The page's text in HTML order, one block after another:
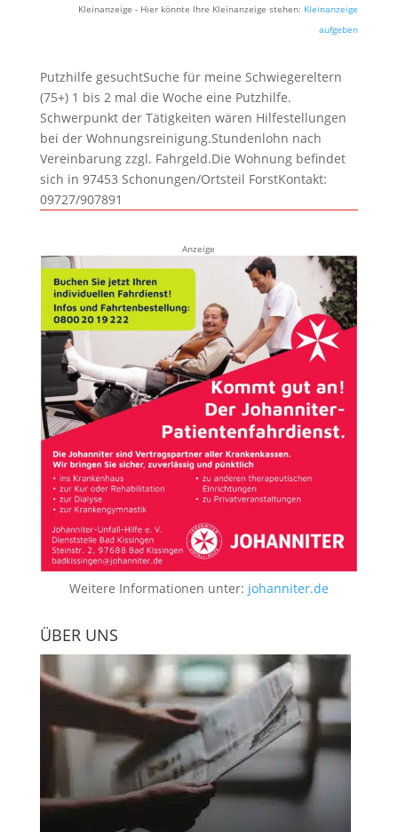
Kleinanzeige - Hier könnte Ihre Kleinanzeige stehen: Kleinanzeige
aufgeben
Putzhilfe gesuchtSuche für meine Schwiegereltern
(75+) 1 bis 2 mal die Woche eine Putzhilfe.
Schwerpunkt der Tätigkeiten wären Hilfestellungen
bei der Wohnungsreinigung.Stundenlohn nach
Vereinbarung zzgl. Fahrgeld.Die Wohnung befindet
sich in 97453 Schonungen/Ortsteil ForstKontakt:
09727/907891
Anzeige
Weitere Informationen unter: johanniter.de
ÜBER UNS